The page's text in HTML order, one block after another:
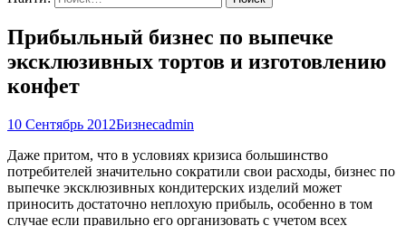
Прибыльный бизнес по выпечке
эксклюзивных тортов и изготовлению
конфет
10 Сентябрь 2012Бизнесadmin
Даже притом, что в условиях кризиса большинство
потребителей значительно сократили свои расходы, бизнес по
выпечке эксклюзивных кондитерских изделий может
приносить достаточно неплохую прибыль, особенно в том
случае если правильно его организовать с учетом всех